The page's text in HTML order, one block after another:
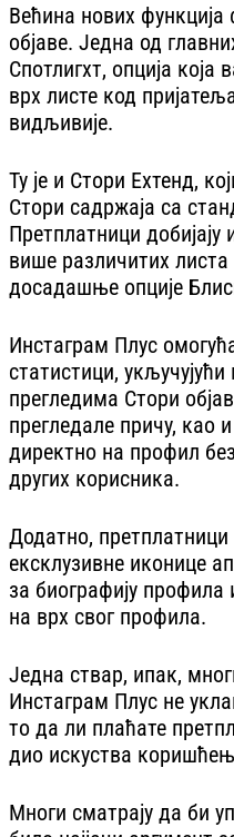
Већина нових функција
објаве. Једна од
Спотлигхт, опција
врх листе код
видљивије.
Ту је и Стори Еxтенд,
Стори садржаја са
Претплатници
више различитих листа
досадашње опције
Инстаграм Плус
статистици,
прегледима Стори
прегледале причу, као
директно на профил
других корисника.
Додатно,
ексклузивне иконице
за биографију
на врх свог профила.
Једна ствар, ипак,
Инстаграм Плус не
то да ли плаћате
дио искуства
Многи сматрају да би